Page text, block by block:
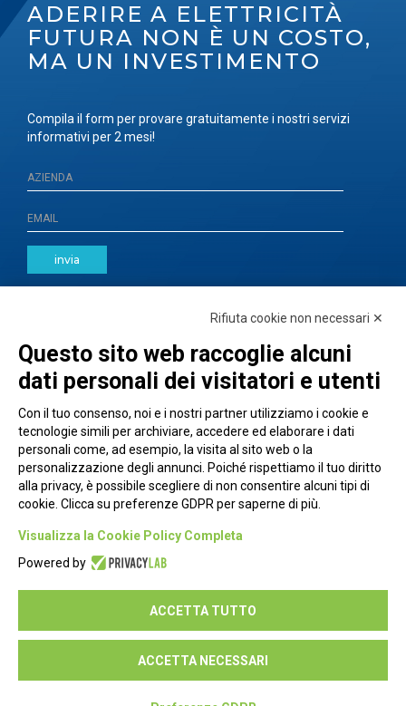
ADERIRE A ELETTRICITÀ
FUTURA NON È UN COSTO,
MA UN INVESTIMENTO
Compila il form per provare gratuitamente i nostri servizi
informativi per 2 mesi!
invia
Piazza Alessandria, 24 - 00198 Roma
Privacy Policy
Seguici su:
Rifiuta cookie non necessari ✕
Questo sito web raccoglie alcuni
dati personali dei visitatori e utenti
Con il tuo consenso, noi e i nostri partner utilizziamo i cookie e
tecnologie simili per archiviare, accedere ed elaborare i dati
personali come, ad esempio, la visita al sito web o la
personalizzazione degli annunci. Poiché rispettiamo il tuo diritto
alla privacy, è possibile scegliere di non consentire alcuni tipi di
cookie. Clicca su preferenze GDPR per saperne di più.
Visualizza la Cookie Policy Completa
Powered by
ACCETTA TUTTO
ACCETTA NECESSARI